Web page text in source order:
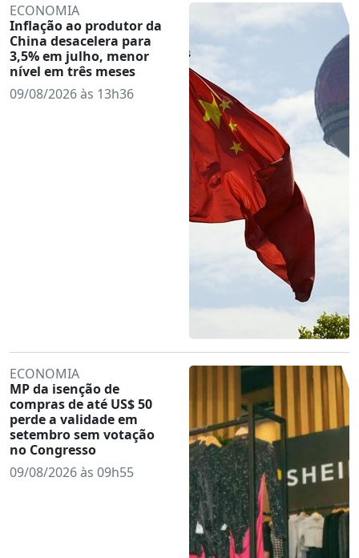
ECONOMIA
Inflação ao produtor da
China desacelera para
3,5% em julho, menor
nível em três meses
09/08/2026 às 13h36
ECONOMIA
MP da isenção de
compras de até US$ 50
perde a validade em
setembro sem votação
no Congresso
09/08/2026 às 09h55